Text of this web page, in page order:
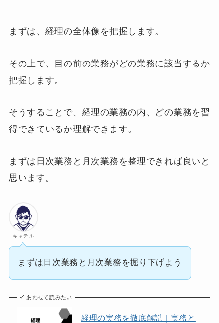
まずは、経理の全体像を把握します。
その上で、目の前の業務がどの業務に該当するか
把握します。
そうすることで、経理の業務の内、どの業務を習
得できているか理解できます。
まずは日次業務と月次業務を整理できれば良いと
思います。
キャテル
まずは日次業務と月次業務を掘り下げよう
あわせて読みたい
経理の実務を徹底解説｜実務と